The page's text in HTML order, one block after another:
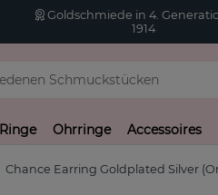
Goldschmiede in 4.
1914
Ringe Ohrringe Accessoires
Chance Earring Goldplated Silver